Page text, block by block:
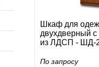
Шкаф для
двухдверный
из ЛДСП - ШД-
По запросу